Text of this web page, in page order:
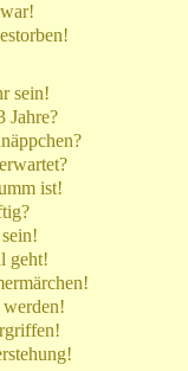
sein!
Jahre?
ist!
geht!